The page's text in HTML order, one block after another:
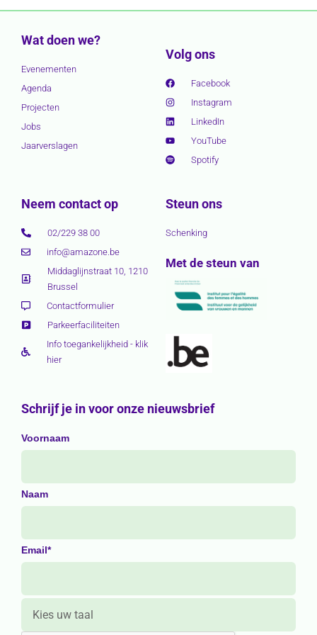
Wat doen we?
Evenementen
Agenda
Projecten
Jobs
Jaarverslagen
Volg ons
Facebook
Instagram
LinkedIn
YouTube
Spotify
Neem contact op
02/229 38 00
info@amazone.be
Middaglijnstraat 10, 1210
Brussel
Contactformulier
Parkeerfaciliteiten
Info toegankelijkheid - klik
hier
Steun ons
Schenking
Met de steun van
Schrijf je in voor onze nieuwsbrief
Voornaam
Naam
Email*